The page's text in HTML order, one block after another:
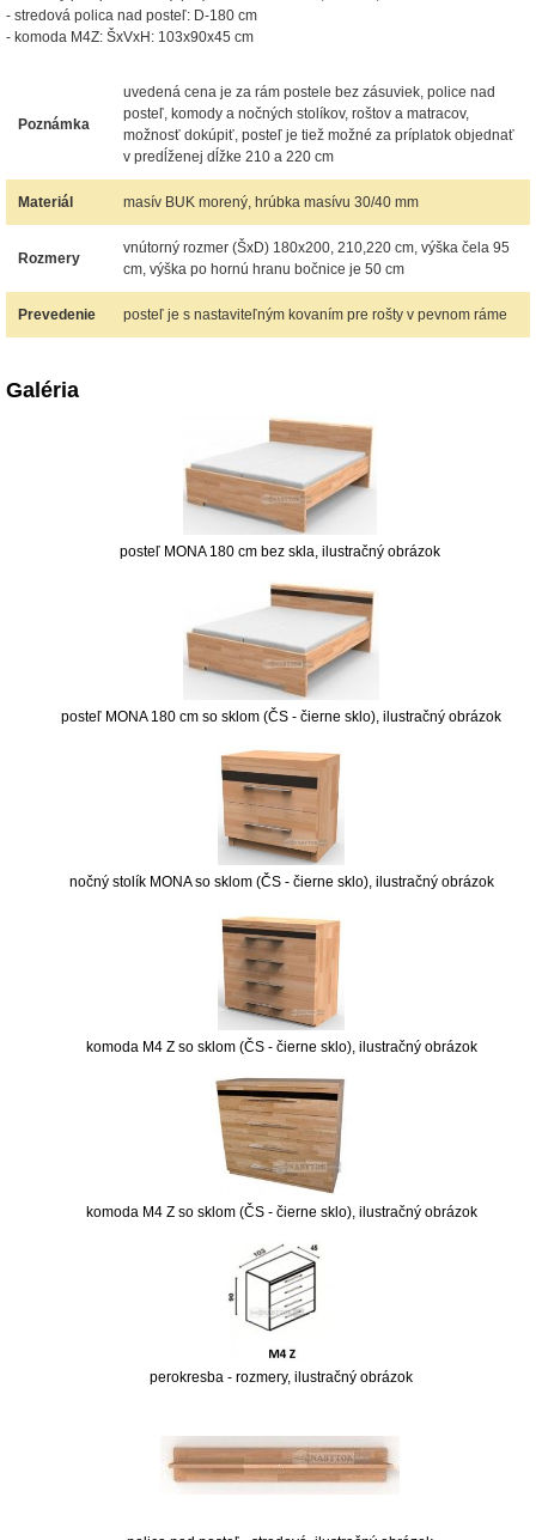
- stredová polica nad posteľ: D-180 cm
- komoda M4Z: ŠxVxH: 103x90x45 cm
Poznámka
uvedená cena je za rám postele bez zásuviek, police nad
posteľ, komody a nočných stolíkov, roštov a matracov,
možnosť dokúpiť, posteľ je tiež možné za príplatok objednať
v predĺženej dĺžke 210 a 220 cm
Materiál masív BUK morený, hrúbka masívu 30/40 mm
Rozmery
vnútorný rozmer (ŠxD) 180x200, 210,220 cm, výška čela 95
cm, výška po hornú hranu bočnice je 50 cm
Prevedenie posteľ je s nastaviteľným kovaním pre rošty v pevnom ráme
Galéria
posteľ MONA 180 cm bez skla, ilustračný obrázok
posteľ MONA 180 cm so sklom (ČS - čierne sklo), ilustračný obrázok
nočný stolík MONA so sklom (ČS - čierne sklo), ilustračný obrázok
komoda M4 Z so sklom (ČS - čierne sklo), ilustračný obrázok
komoda M4 Z so sklom (ČS - čierne sklo), ilustračný obrázok
perokresba - rozmery, ilustračný obrázok